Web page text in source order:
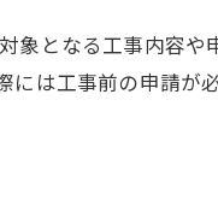
象となる工事内容や
には工事前の申請が